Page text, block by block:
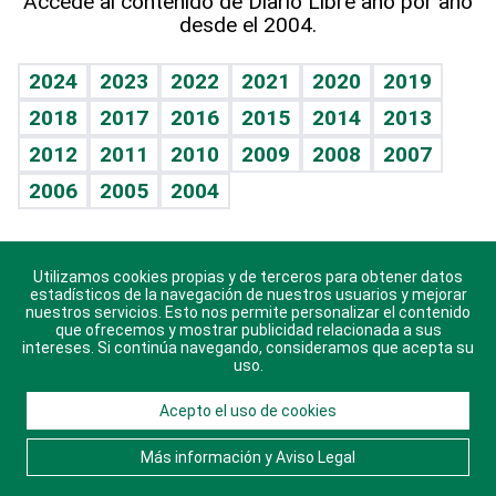
Vida y familia
Eñe
Celebrando la vida
Sin complejos
En pocas palabras
Escuchando al corazón
Economía Personal
TBT Deportivo
Guía del dinero
Horóscopos
Crucigramas
desde el 2004.
2024 2023 2022 2021 2020
2019
2018
2017 2016 2015 2014
2013
2012
2011 2010 2009 2008
2007
2006
2005 2004
Descarga nuestras aplicaciones para Android, iOS y
sistema Huawei.
© 2021 Diario Libre, todos los derechos reservados.
Consulta elAviso Legal. Ponte en Contacto
nosotros y conoce más sobre Diario Libre
Utilizamos cookies propias y de terceros para obtener datos
estadísticos de la navegación de nuestros usuarios y mejorar
nuestros servicios. Esto nos permite personalizar el contenido
que ofrecemos y mostrar publicidad relacionada a sus
intereses. Si continúa navegando, consideramos que acepta su
uso.
Acepto el uso de cookies
Más información y Aviso Legal